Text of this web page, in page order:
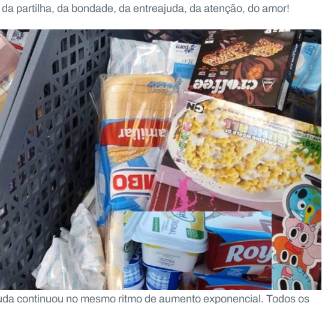
partilha, da bondade, da entreajuda, da atenção, do amor!
continuou no mesmo ritmo de aumento exponencial. Todos os